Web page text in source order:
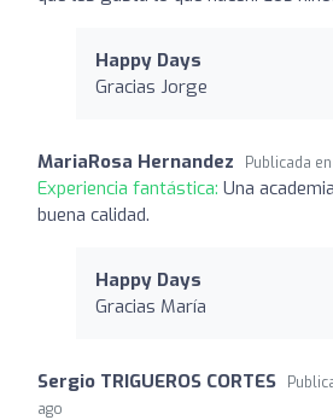
Happy Days
Gracias Jorge
MariaRosa Hernandez Publicada en
Experiencia fantástica: Una
buena calidad.
Happy Days
Gracias María
Sergio TRIGUEROS CORTES
ago